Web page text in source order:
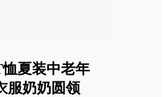
夏装中老年
服奶奶圆领